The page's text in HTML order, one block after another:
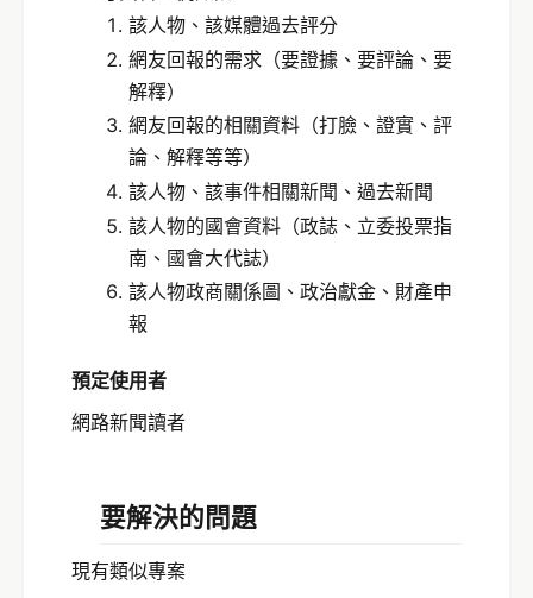
該人物、該媒體過去評分
網友回報的需求（要證據、要評論、要
解釋）
網友回報的相關資料（打臉、證實、評
論、解釋等等）
該人物、該事件相關新聞、過去新聞
該人物的國會資料（政誌、立委投票指
南、國會大代誌）
該人物政商關係圖、政治獻金、財產申
報
預定使用者
網路新聞讀者
要解決的問題
現有類似專案